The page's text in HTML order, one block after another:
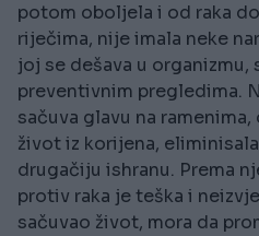
potom oboljela i od raka
riječima, nije imala neke
joj se dešava u organizmu,
preventivnim pregledima.
sačuva glavu na
život iz korijena,
drugačiju ishranu. Prema
protiv raka je teška i
sačuvao život, mora da